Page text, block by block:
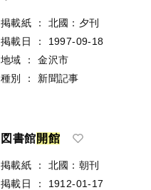
掲載紙 ：
北國：夕刊
掲載日
：
1997-09-18
地域
：
金沢市
種別
： 新聞記事
図書館開館
掲載紙 ：
北國：朝刊
掲載日
：
1912-01-17